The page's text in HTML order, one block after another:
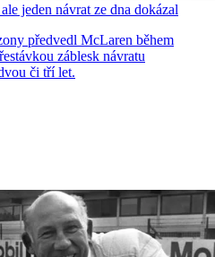
jeden návrat ze dna dokázal
předvedl McLaren během
záblesk návratu
či tří let.